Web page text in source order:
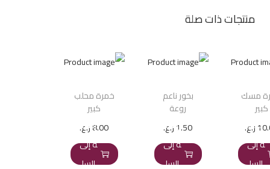
منتجات ذات صلة
مسك
كبير
ر.ع.
إضاف
ة إلى
السل
بخور ناعم
روعة
1.50ر.ع.
إضاف
ة إلى
السل
خمرة محلب
كبير
8.00ر.ع.
إضاف
ة إلى
السل